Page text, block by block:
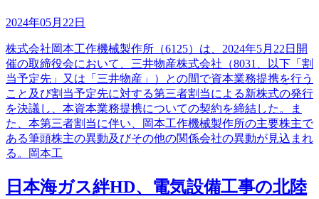
2024年05月22日
株式会社岡本工作機械製作所（6125）は、2024年5月22日開
催の取締役会において、三井物産株式会社（8031、以下「割
当予定先」又は「三井物産」）との間で資本業務提携を行う
こと及び割当予定先に対する第三者割当による新株式の発行
を決議し、本資本業務提携についての契約を締結した。ま
た、本第三者割当に伴い、岡本工作機械製作所の主要株主で
ある筆頭株主の異動及びその他の関係会社の異動が見込まれ
る。岡本工
日本海ガス絆HD、電気設備工事の北陸